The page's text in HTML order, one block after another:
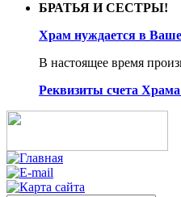
БРАТЬЯ И СЕСТРЫ!
Храм нуждается в
В настоящее время
Реквизиты счета Храма